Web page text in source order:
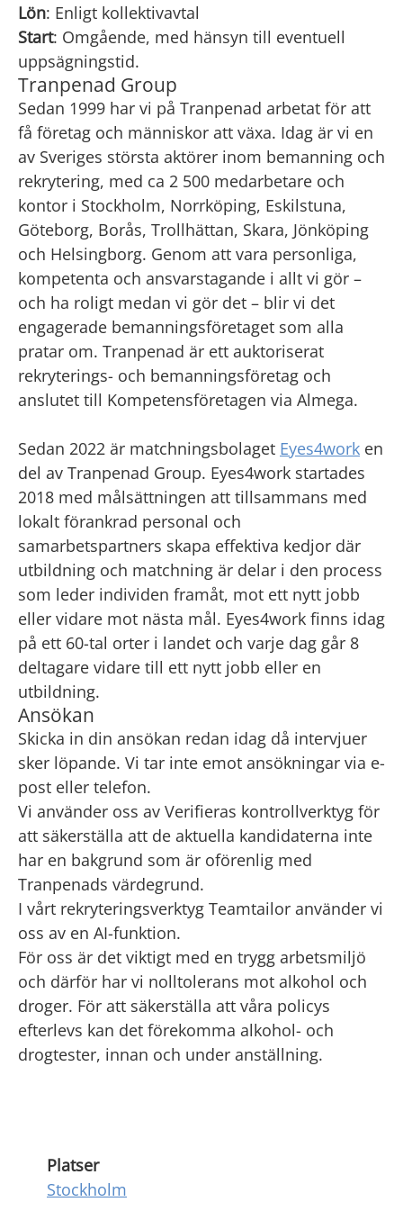
Lön: Enligt kollektivavtal
Start: Omgående, med hänsyn till eventuell
uppsägningstid.
Tranpenad Group
Sedan 1999 har vi på Tranpenad arbetat för att
få företag och människor att växa. Idag är vi en
av Sveriges största aktörer inom bemanning och
rekrytering, med ca 2 500 medarbetare och
kontor i Stockholm, Norrköping, Eskilstuna,
Göteborg, Borås, Trollhättan, Skara, Jönköping
och Helsingborg. Genom att vara personliga,
kompetenta och ansvarstagande i allt vi gör –
och ha roligt medan vi gör det – blir vi det
engagerade bemanningsföretaget som alla
pratar om. Tranpenad är ett auktoriserat
rekryterings- och bemanningsföretag och
anslutet till Kompetens­företagen via Almega.
Sedan 2022 är matchningsbolaget Eyes4work en
del av Tranpenad Group. Eyes4work startades
2018 med målsättningen att tillsammans med
lokalt förankrad personal och
samarbetspartners skapa effektiva kedjor där
utbildning och matchning är delar i den process
som leder individen framåt, mot ett nytt jobb
eller vidare mot nästa mål. Eyes4work finns idag
på ett 60-tal orter i landet och varje dag går 8
deltagare vidare till ett nytt jobb eller en
utbildning.
Ansökan
Skicka in din ansökan redan idag då intervjuer
sker löpande. Vi tar inte emot ansökningar via e-
post eller telefon.
Vi använder oss av Verifieras kontrollverktyg för
att säkerställa att de aktuella kandidaterna inte
har en bakgrund som är oförenlig med
Tranpenads värdegrund.
I vårt rekryteringsverktyg Teamtailor använder vi
oss av en AI-funktion.
För oss är det viktigt med en trygg arbetsmiljö
och därför har vi nolltolerans mot alkohol och
droger. För att säkerställa att våra policys
efterlevs kan det förekomma alkohol- och
drogtester, innan och under anställning.
Platser
Stockholm